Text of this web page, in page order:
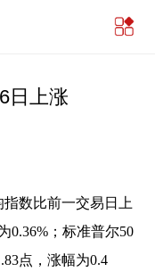
日上涨
数比前一交易日上
0.36%；标准普尔50
点，涨幅为0.4